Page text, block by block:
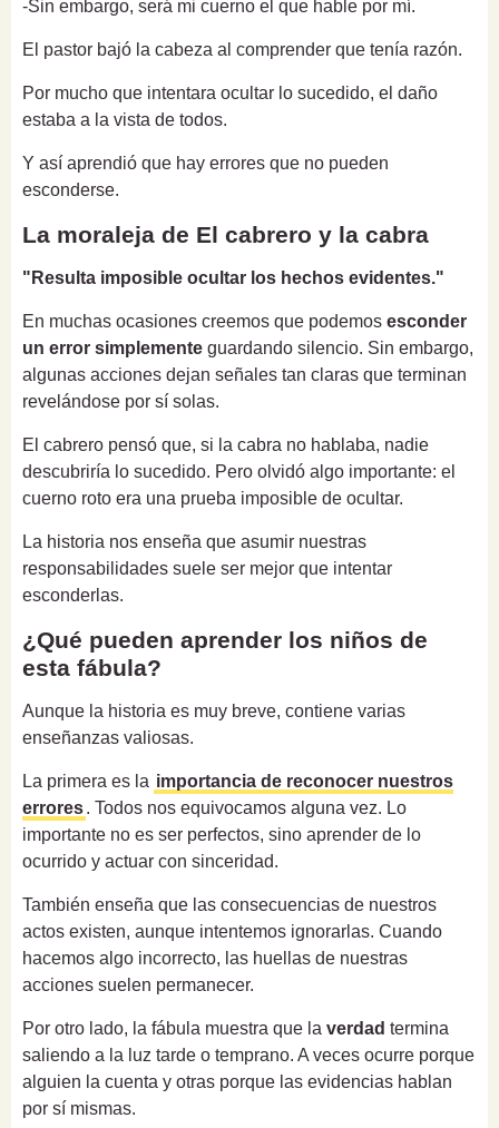
-Sin embargo, será mi cuerno el que hable por mí.
El pastor bajó la cabeza al comprender que tenía razón.
Por mucho que intentara ocultar lo sucedido, el daño
estaba a la vista de todos.
Y así aprendió que hay errores que no pueden
esconderse.
La moraleja de El cabrero y la cabra
"Resulta imposible ocultar los hechos evidentes."
En muchas ocasiones creemos que podemos esconder
un error simplemente guardando silencio. Sin embargo,
algunas acciones dejan señales tan claras que terminan
revelándose por sí solas.
El cabrero pensó que, si la cabra no hablaba, nadie
descubriría lo sucedido. Pero olvidó algo importante: el
cuerno roto era una prueba imposible de ocultar.
La historia nos enseña que asumir nuestras
responsabilidades suele ser mejor que intentar
esconderlas.
¿Qué pueden aprender los niños de
esta fábula?
Aunque la historia es muy breve, contiene varias
enseñanzas valiosas.
La primera es la importancia de reconocer nuestros
errores. Todos nos equivocamos alguna vez. Lo
importante no es ser perfectos, sino aprender de lo
ocurrido y actuar con sinceridad.
También enseña que las consecuencias de nuestros
actos existen, aunque intentemos ignorarlas. Cuando
hacemos algo incorrecto, las huellas de nuestras
acciones suelen permanecer.
Por otro lado, la fábula muestra que la verdad termina
saliendo a la luz tarde o temprano. A veces ocurre porque
alguien la cuenta y otras porque las evidencias hablan
por sí mismas.